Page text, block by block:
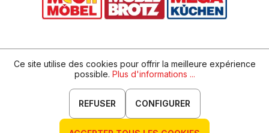
Ce site utilise des cookies pour offrir la meilleure expérience
possible. Plus d'informations ...
REFUSER CONFIGURER